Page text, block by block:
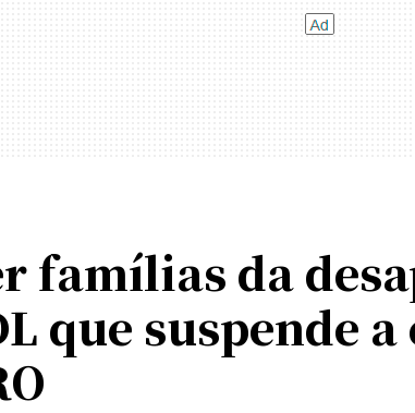
famílias da
que suspende